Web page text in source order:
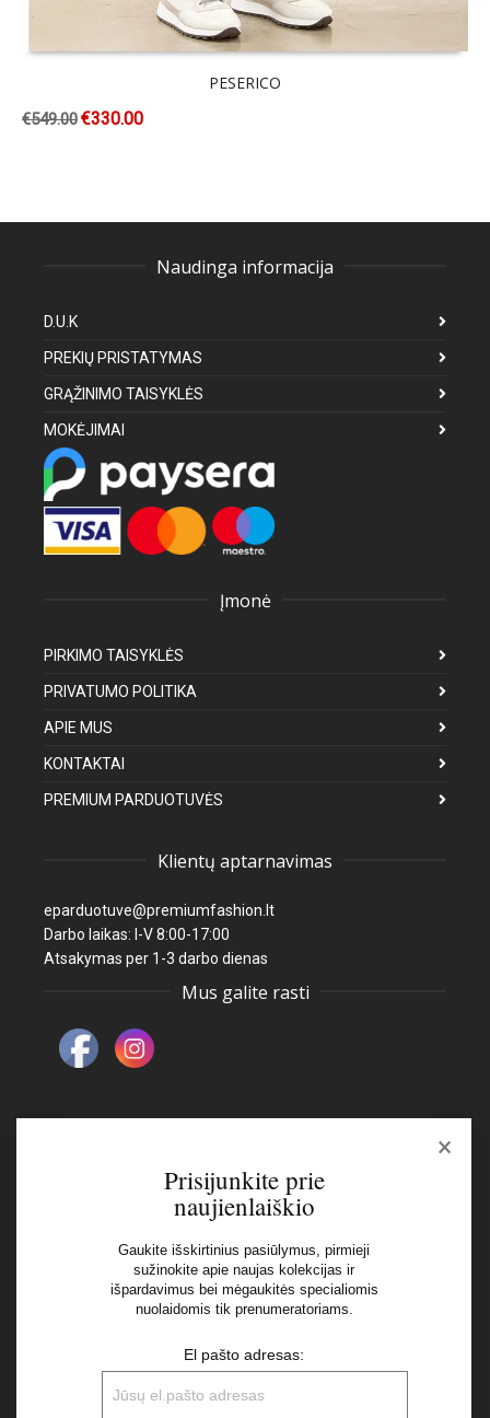
PESERICO
€549.00€330.00
Naudinga informacija
D.U.K
PREKIŲ PRISTATYMAS
GRĄŽINIMO TAISYKLĖS
MOKĖJIMAI
Įmonė
PIRKIMO TAISYKLĖS
PRIVATUMO POLITIKA
APIE MUS
KONTAKTAI
PREMIUM PARDUOTUVĖS
Klientų aptarnavimas
eparduotuve@premiumfashion.lt
Darbo laikas: I-V 8:00-17:00
Atsakymas per 1-3 darbo dienas
Mus galite rasti
Naujienlaiškis
Aš perskaičiau ir sutinku su Privatumo Politikos
×
Prisijunkite prie
naujienlaiškio
Gaukite išskirtinius pasiūlymus, pirmieji
sužinokite apie naujas kolekcijas ir
išpardavimus bei mėgaukitės specialiomis
nuolaidomis tik prenumeratoriams.
El pašto adresas: